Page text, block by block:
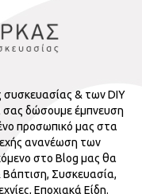
συσκευασίας & των DIY
σας δώσουμε έμπνευση
προσωπικό μας στα
ανανέωση των
στο Blog μας θα
Βάπτιση, Συσκευασία,
Εποχιακά Είδη.